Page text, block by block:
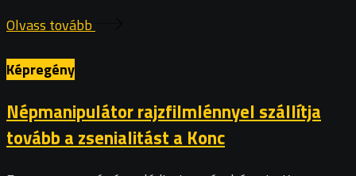
Olvass tovább
Képregény
Népmanipulátor rajzfilmlénnyel szállítja
tovább a zsenialitást a Konc